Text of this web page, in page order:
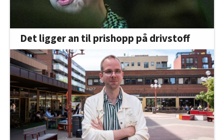
Det ligger an til prishopp på drivstoff